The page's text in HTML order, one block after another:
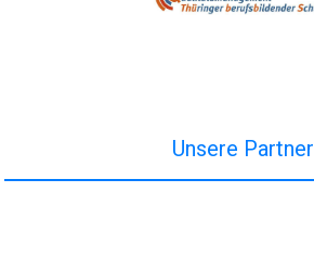
Unsere Partner